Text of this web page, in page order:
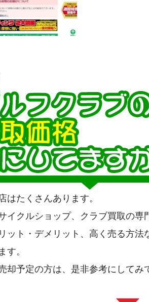
はたくさんあります。
イクルショップ、クラブ買取の専
ット・デメリット、高く売る方
す。
却予定の方は、是非参考にしてみ